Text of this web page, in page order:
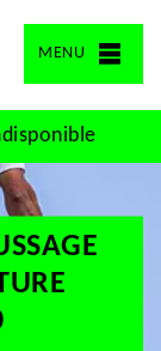
MENU